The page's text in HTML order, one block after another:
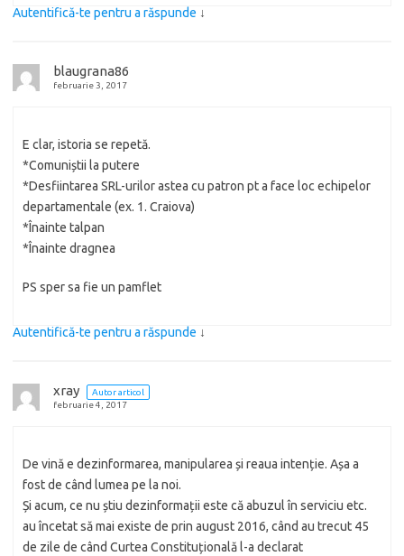
Autentifică-te pentru a răspunde ↓
blaugrana86
februarie 3, 2017
E clar, istoria se repetă.
*Comuniștii la putere
*Desfiintarea SRL-urilor astea cu patron pt a face loc echipelor
departamentale (ex. 1. Craiova)
*Înainte talpan
*Înainte dragnea
PS sper sa fie un pamflet
Autentifică-te pentru a răspunde ↓
xray
Autor articol
februarie 4, 2017
De vină e dezinformarea, manipularea și reaua intenție. Așa a
fost de când lumea pe la noi.
Și acum, ce nu știu dezinformații este că abuzul în serviciu etc.
au încetat să mai existe de prin august 2016, când au trecut 45
de zile de când Curtea Constituțională l-a declarat